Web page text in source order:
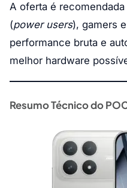
A oferta é
(power users), gamers
performance bruta e
melhor hardware
Resumo Técnico do